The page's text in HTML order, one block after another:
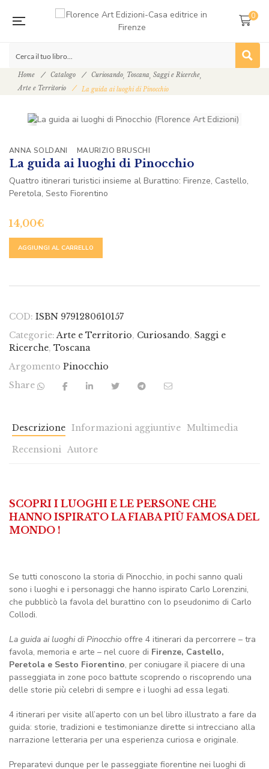
0
Home Catalogo Curiosando, Toscana, Saggi e Ricerche,
Arte e Territorio
La guida ai luoghi di Pinocchio
ANNA SOLDANI MAURIZIO BRUSCHI
La guida ai luoghi di Pinocchio
Quattro itinerari turistici insieme al Burattino: Firenze, Castello,
Peretola, Sesto Fiorentino
14,00€
AGGIUNGI AL CARRELLO
COD: ISBN 9791280610157
Categorie: Arte e Territorio, Curiosando, Saggi e
Ricerche, Toscana
Argomento Pinocchio
Share
Descrizione Informazioni aggiuntive Multimedia
Recensioni Autore
SCOPRI I LUOGHI E LE PERSONE CHE
HANNO ISPIRATO LA FIABA PIÙ FAMOSA DEL
MONDO !
Se tutti conoscono la storia di Pinocchio, in pochi sanno quali
sono i luoghi e i personaggi che hanno ispirato Carlo Lorenzini,
che pubblicò la favola del burattino con lo pseudonimo di Carlo
Collodi.
La guida ai luoghi di Pinocchio offre 4 itinerari da percorrere – tra
favola, memoria e arte – nel cuore di Firenze, Castello,
Peretola e Sesto Fiorentino, per coniugare il piacere di una
passeggiata in zone poco battute scoprendo o riscoprendo una
delle storie più celebri di sempre e i luoghi ad essa legati.
4 itinerari per visite all’aperto con un bel libro illustrato a fare da
guida: storie, tradizioni e testimonianze dirette si intrecciano alla
narrazione letteraria per una esperienza curiosa e originale.
Preparatevi dunque per le passeggiate fiorentine nei luoghi di